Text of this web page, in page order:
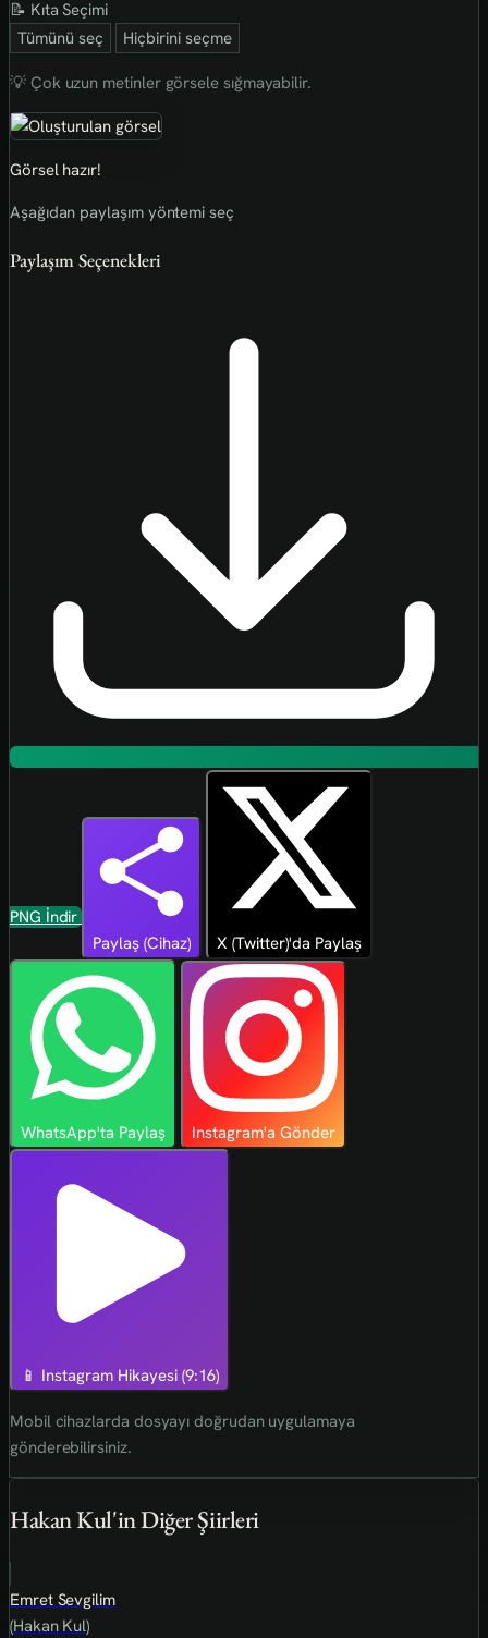
📝 Kıta Seçimi
Tümünü seç
Hiçbirini seçme
💡 Çok uzun metinler görsele sığmayabilir.
Görsel hazır!
Aşağıdan paylaşım yöntemi seç
Paylaşım Seçenekleri
PNG İndir
Paylaş (Cihaz)
X (Twitter)'da Paylaş
WhatsApp'ta Paylaş Instagram'a Gönder
📱 Instagram Hikayesi (9:16)
Mobil cihazlarda dosyayı doğrudan uygulamaya
gönderebilirsiniz.
Hakan Kul'in Diğer Şiirleri
Emret Sevgilim
(Hakan Kul)